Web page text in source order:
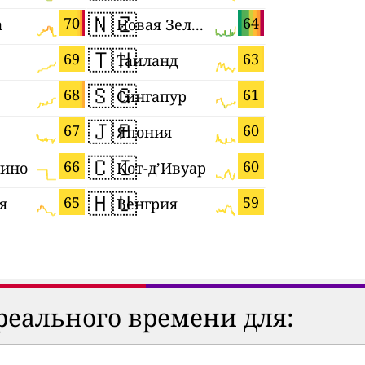
70
69
68
67
66
65
🇳🇿 64
Новая Зеландия
🇹🇭 63
Таиланд
🇸🇬 61
Сингапур
🇯🇵 60
Япония
🇨🇮 60
Кот-д’Ивуар
🇭🇺 59
Венгрия
времени для: